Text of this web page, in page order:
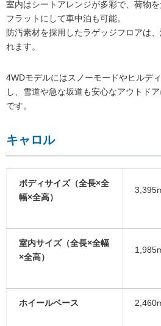
室内はシートアレンジが多彩で、荷物
フラットにして車中泊も可能。
防汚素材を採用したラゲッジフロアは
れます。
4WDモデルにはスノーモードやヒルデ
し、雪道や急な坂道も安心なアウトド
です。
キャロル
ボディサイズ（全長×全
幅×全高）
室内サイズ（全長×全幅
×全高）
ホイールベース